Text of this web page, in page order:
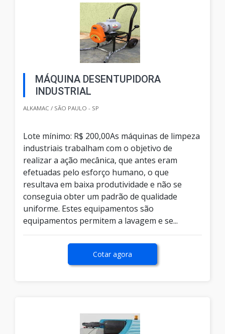
MÁQUINA DESENTUPIDORA
INDUSTRIAL
ALKAMAC / SÃO PAULO - SP
Lote mínimo: R$ 200,00As máquinas de limpeza
industriais trabalham com o objetivo de
realizar a ação mecânica, que antes eram
efetuadas pelo esforço humano, o que
resultava em baixa produtividade e não se
conseguia obter um padrão de qualidade
uniforme. Estes equipamentos são
equipamentos permitem a lavagem e se...
Cotar agora